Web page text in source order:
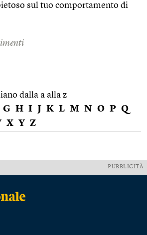
sul tuo comportamento di
dalla a alla z
G H I J K L M N O P Q
X Y Z
PUBBLICITÀ